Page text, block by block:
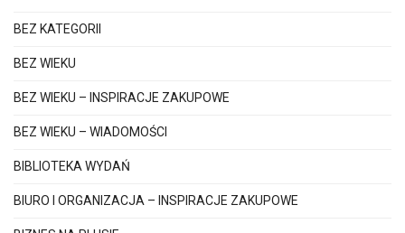
BEZ KATEGORII
BEZ WIEKU
BEZ WIEKU – INSPIRACJE ZAKUPOWE
BEZ WIEKU – WIADOMOŚCI
BIBLIOTEKA WYDAŃ
BIURO I ORGANIZACJA – INSPIRACJE ZAKUPOWE